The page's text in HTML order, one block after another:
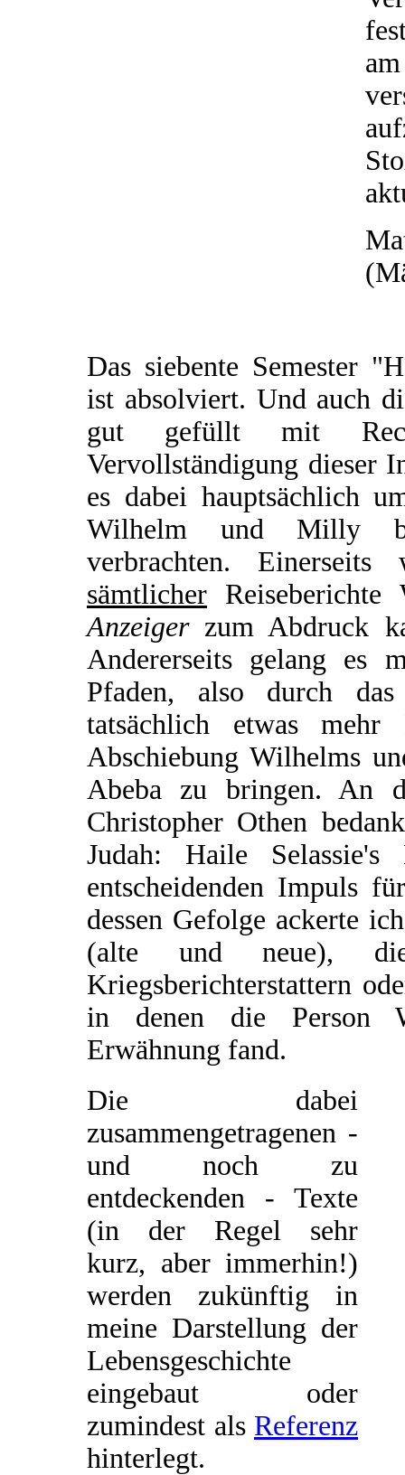
Das siebente Semester
ist absolviert. Und auch
gut gefüllt mit
Vervollständigung dieser
es dabei hauptsächlich
Wilhelm und Milly
verbrachten.
sämtlicher
Anzeigerzum Abdruck
Andererseits gelang es
Pfaden, also durch das
tatsächlich etwas
Abschiebung Wilhelms
Abeba zu bringen. An
Christopher Othen
Judah: Haile
entscheidenden Impuls
dessen Gefolge ackerte
(alte und neue),
Kriegsberichterstattern
in denen die Person
Erwähnung fand.
Die dabei
zusammengetragenen -
und noch zu
entdeckenden - Texte
(in der Regel sehr
kurz, aber immerhin!)
werden zukünftig in
meine Darstellung der
Lebensgeschichte
eingebaut oder
zumindest als Referenz
hinterlegt.